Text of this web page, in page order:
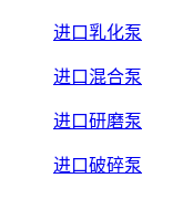
进口乳化泵
进口混合泵
进口研磨泵
进口破碎泵